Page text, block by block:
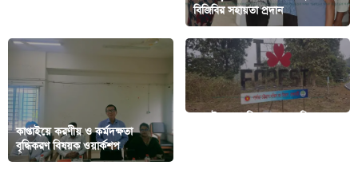
বিজিবির সহায়তা প্রদান
কাপ্তাইয়ে করণীয় ও কর্মদক্ষতা
বৃদ্ধিকরণ বিষয়ক ওয়ার্কশপ
কাপ্তাইয়ে বন বিভাগের নান্দনিক স্থাপনা